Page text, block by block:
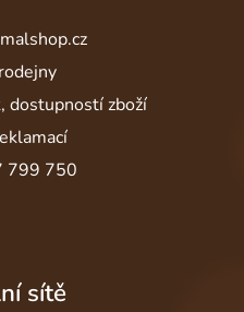
dostupností zboží
799 750
sítě